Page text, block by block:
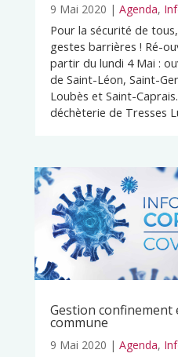
9 Mai 2020 | Agenda,
Pour la sécurité de
gestes barrières ! Ré-
partir du lundi 4 Mai :
de Saint-Léon, Saint-
Loubès et Saint-
déchèterie de Tresses
Gestion confinement
commune
9 Mai 2020 | Agenda,